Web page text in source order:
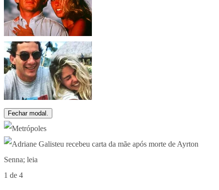
Fechar modal.
1 de 4